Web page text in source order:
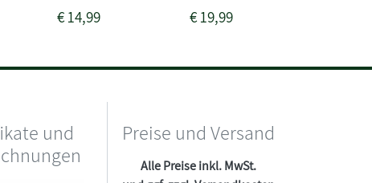
€14,99 €19,99
und
Preise und Versand
Alle Preise inkl. MwSt.